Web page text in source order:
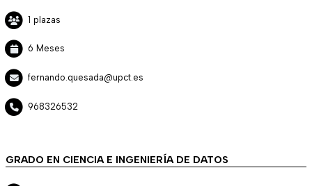
1 plazas
6 Meses
fernando.quesada@upct.es
968326532
GRADO EN CIENCIA E INGENIERÍA DE DATOS